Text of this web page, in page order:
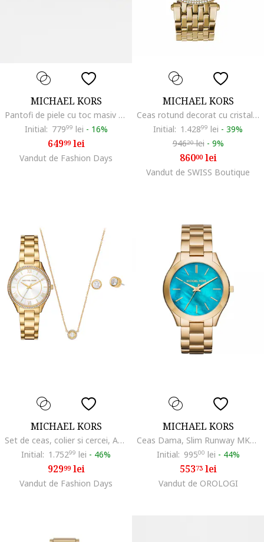
MICHAEL KORS
Pantofi de piele cu toc masiv Perla Flex, Negru
Initial: 77999 lei - 16%
64999lei
Vandut de Fashion Days
MICHAEL KORS
Ceas rotund decorat cu cristale Darci, Auriu
Initial: 1.42899 lei - 39%
94620lei - 9%
86000lei
Vandut de SWISS Boutique
MICHAEL KORS
Set de ceas, colier si cercei, Auriu
Initial: 1.75299 lei - 46%
92999lei
Vandut de Fashion Days
MICHAEL KORS
Ceas Dama, Slim Runway MK3492
Initial: 99500 lei - 44%
55373lei
Vandut de OROLOGI